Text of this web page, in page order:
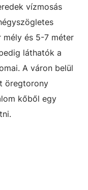
vízmosás
mély és 5-7 méter
láthatók a
A váron belül
öregtorony
kőből egy